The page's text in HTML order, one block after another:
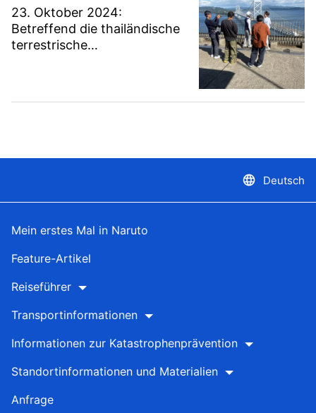
23. Oktober 2024:
Betreffend die thailändische
terrestrische
language Deutsch
Mein erstes Mal in Naruto
Feature-Artikel
Reiseführer
Transportinformationen
Informationen zur Katastrophenprävention
Standortinformationen und Materialien
Anfrage